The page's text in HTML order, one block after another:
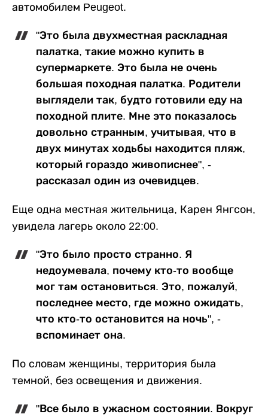
автомобилем Peugeot.
"Это была двухместная раскладная
палатка, такие можно купить в
супермаркете. Это была не очень
большая походная палатка. Родители
выглядели так, будто готовили еду на
походной плите. Мне это показалось
довольно странным, учитывая, что в
двух минутах ходьбы находится пляж,
который гораздо живописнее", -
рассказал один из очевидцев.
Еще одна местная жительница, Карен Янгсон,
увидела лагерь около 22:00.
"Это было просто странно. Я
недоумевала, почему кто-то вообще
мог там остановиться. Это, пожалуй,
последнее место, где можно ожидать,
что кто-то остановится на ночь", -
вспоминает она.
По словам женщины, территория была
темной, без освещения и движения.
"Все было в ужасном состоянии. Вокруг